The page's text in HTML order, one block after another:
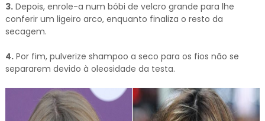
3.Depois, enrole-a num bóbi de velcro grande para lhe
conferir um ligeiro arco, enquanto finaliza o resto da
secagem.
4.Por fim, pulverize shampoo a seco para os fios não se
separarem devido à oleosidade da testa.